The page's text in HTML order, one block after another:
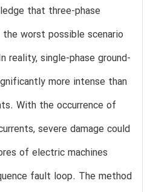
that three-phase
worst possible scenario
reality, single-phase ground-
more intense than
With the occurrence of
severe damage could
of electric machines
fault loop. The method